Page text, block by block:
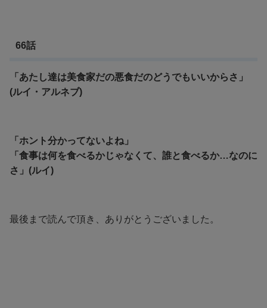
66話
「あたし達は美食家だの悪食だのどうでもいいからさ」
(ルイ・アルネブ)
「ホント分かってないよね」
「食事は何を食べるかじゃなくて、誰と食べるか…なのに
さ」(ルイ)
最後まで読んで頂き、ありがとうございました。